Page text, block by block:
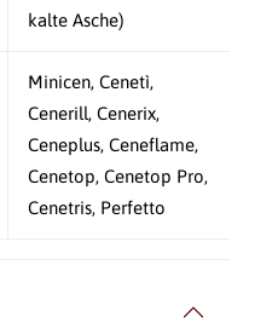
kalte Asche)
Minicen, Cenetì,
Cenerill, Cenerix,
Ceneplus, Ceneflame,
Cenetop, Cenetop Pro,
Cenetris, Perfetto